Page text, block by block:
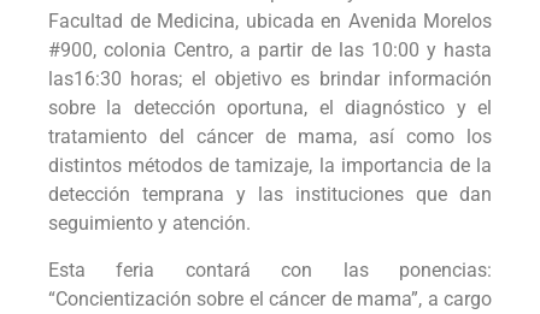
Facultad de Medicina, ubicada en Avenida Morelos
#900, colonia Centro, a partir de las 10:00 y hasta
las16:30 horas; el objetivo es brindar información
sobre la detección oportuna, el diagnóstico y el
tratamiento del cáncer de mama, así como los
distintos métodos de tamizaje, la importancia de la
detección temprana y las instituciones que dan
seguimiento y atención.
Esta feria contará con las ponencias:
“Concientización sobre el cáncer de mama”, a cargo